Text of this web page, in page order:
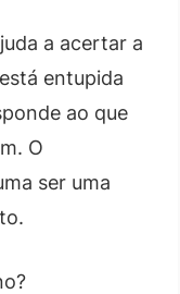
a acertar a
entupida
ao que
O
ser uma